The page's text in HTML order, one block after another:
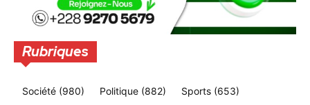
Rubriques
Société (980) Politique (882) Sports (653)